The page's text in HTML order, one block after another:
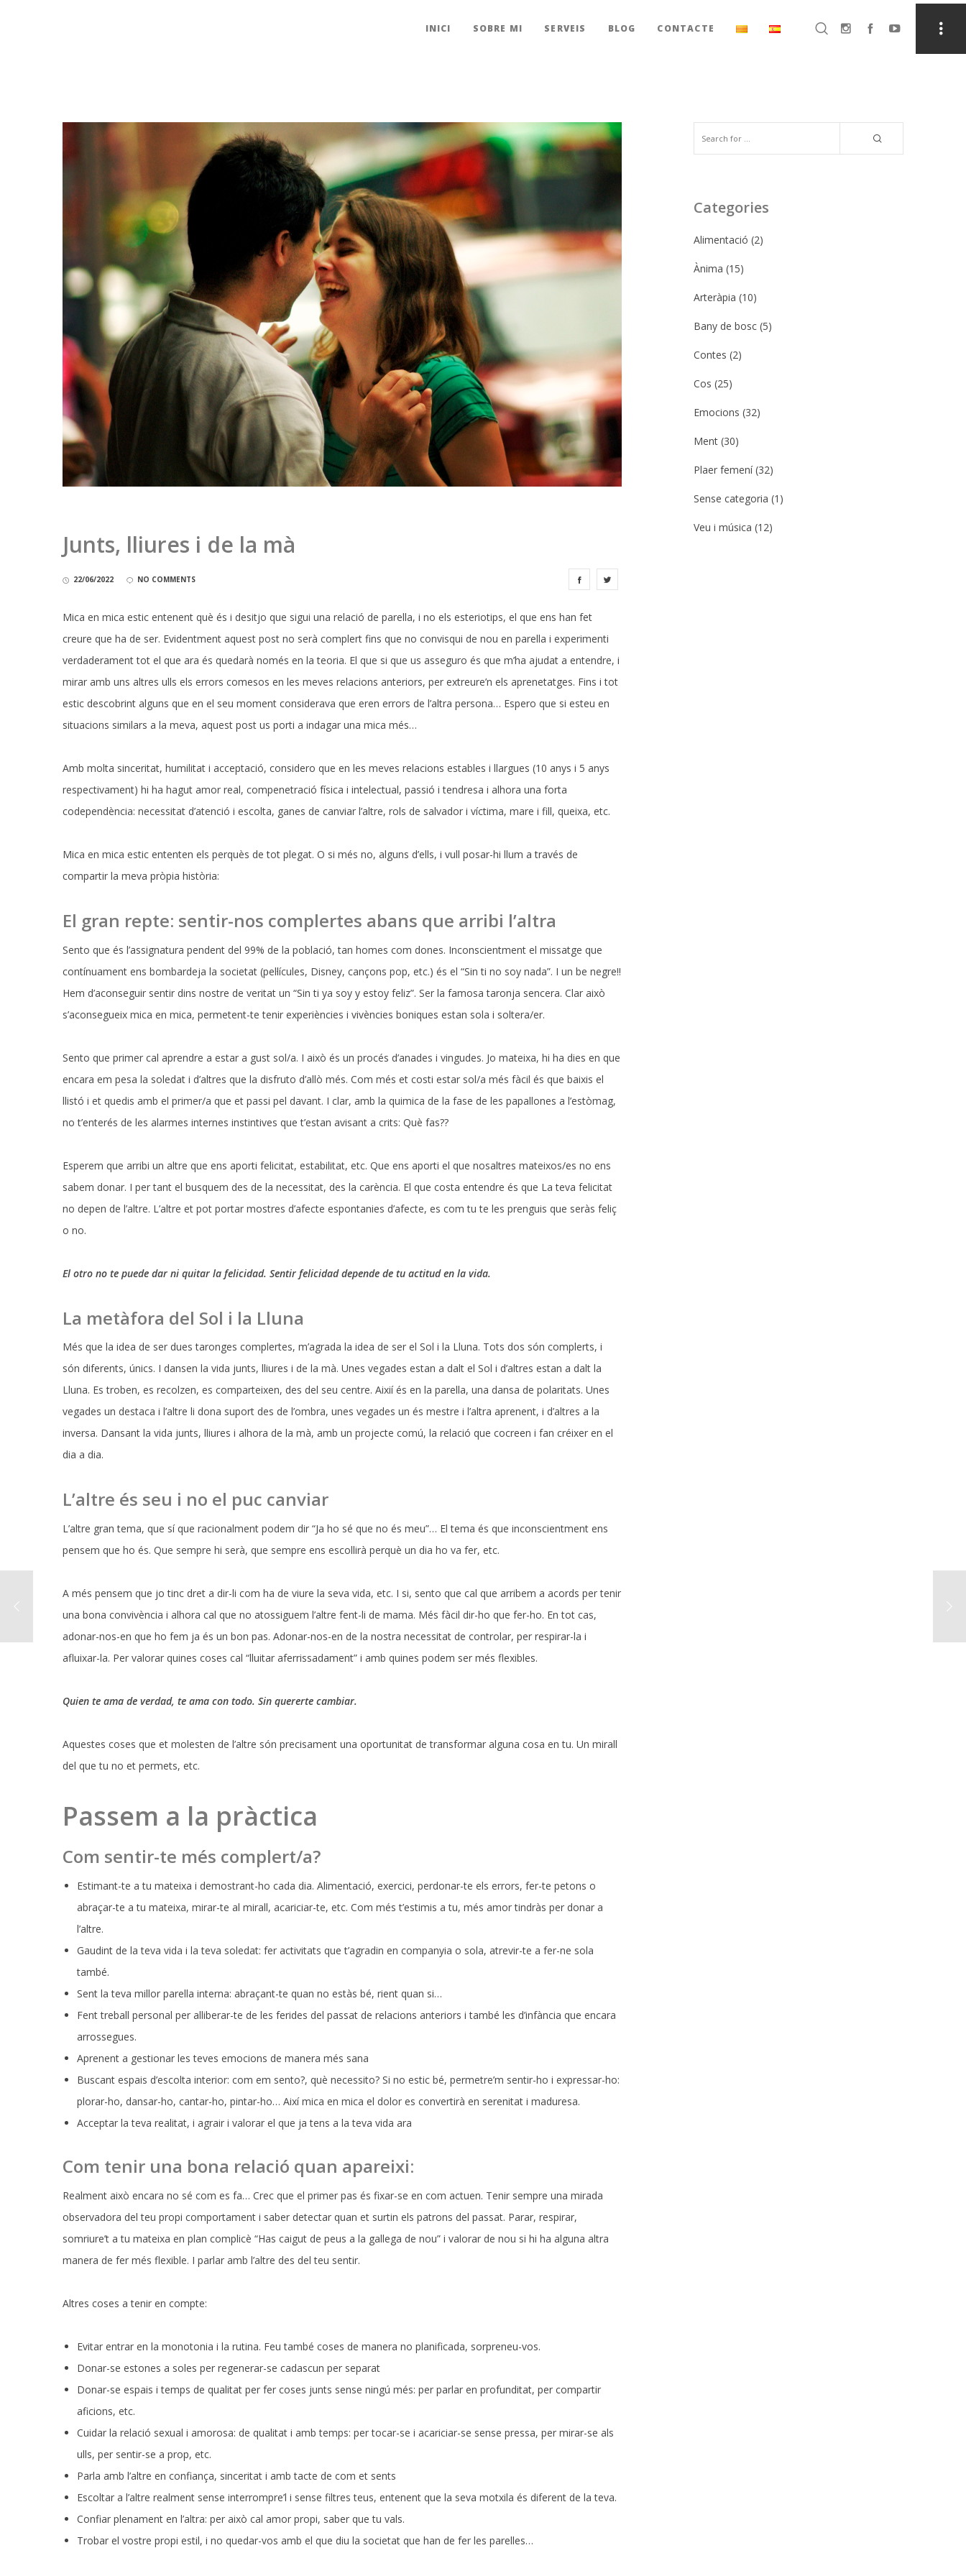
INICI SOBRE MI SERVEIS BLOG CONTACTE
Junts, lliures i de la mà
22/06/2022 NO COMMENTS
Mica en mica estic entenent què és i desitjo que sigui una relació de parella, i no els esteriotips, el que ens han fet
creure que ha de ser. Evidentment aquest post no serà complert fins que no convisqui de nou en parella i experimenti
verdaderament tot el que ara és quedarà només en la teoria. El que si que us asseguro és que m’ha ajudat a entendre, i
mirar amb uns altres ulls els errors comesos en les meves relacions anteriors, per extreure’n els aprenetatges. Fins i tot
estic descobrint alguns que en el seu moment considerava que eren errors de l’altra persona… Espero que si esteu en
situacions similars a la meva, aquest post us porti a indagar una mica més…
Amb molta sinceritat, humilitat i acceptació, considero que en les meves relacions estables i llargues (10 anys i 5 anys
respectivament) hi ha hagut amor real, compenetració física i intelectual, passió i tendresa i alhora una forta
codependència: necessitat d’atenció i escolta, ganes de canviar l’altre, rols de salvador i víctima, mare i fill, queixa, etc.
Mica en mica estic ententen els perquès de tot plegat. O si més no, alguns d’ells, i vull posar-hi llum a través de
compartir la meva pròpia història:
El gran repte: sentir-nos complertes abans que arribi l’altra
Sento que és l’assignatura pendent del 99% de la població, tan homes com dones. Inconscientment el missatge que
contínuament ens bombardeja la societat (pel·lícules, Disney, cançons pop, etc.) és el “Sin ti no soy nada”. I un be negre!!
Hem d’aconseguir sentir dins nostre de veritat un “Sin ti ya soy y estoy feliz”. Ser la famosa taronja sencera. Clar això
s’aconsegueix mica en mica, permetent-te tenir experiències i vivències boniques estan sola i soltera/er.
Sento que primer cal aprendre a estar a gust sol/a. I això és un procés d’anades i vingudes. Jo mateixa, hi ha dies en que
encara em pesa la soledat i d’altres que la disfruto d’allò més. Com més et costi estar sol/a més fàcil és que baixis el
llistó i et quedis amb el primer/a que et passi pel davant. I clar, amb la quimica de la fase de les papallones a l’estòmag,
no t’enterés de les alarmes internes instintives que t’estan avisant a crits: Què fas??
Esperem que arribi un altre que ens aporti felicitat, estabilitat, etc. Que ens aporti el que nosaltres mateixos/es no ens
sabem donar. I per tant el busquem des de la necessitat, des la carència. El que costa entendre és que La teva felicitat
no depen de l’altre. L’altre et pot portar mostres d’afecte espontanies d’afecte, es com tu te les prenguis que seràs feliç
o no.
El otro no te puede dar ni quitar la felicidad. Sentir felicidad depende de tu actitud en la vida.
La metàfora del Sol i la Lluna
Més que la idea de ser dues taronges complertes, m’agrada la idea de ser el Sol i la Lluna. Tots dos són complerts, i
són diferents, únics. I dansen la vida junts, lliures i de la mà. Unes vegades estan a dalt el Sol i d’altres estan a dalt la
Lluna. Es troben, es recolzen, es comparteixen, des del seu centre. Aixií és en la parella, una dansa de polaritats. Unes
vegades un destaca i l’altre li dona suport des de l’ombra, unes vegades un és mestre i l’altra aprenent, i d’altres a la
inversa. Dansant la vida junts, lliures i alhora de la mà, amb un projecte comú, la relació que cocreen i fan créixer en el
dia a dia.
L’altre és seu i no el puc canviar
L’altre gran tema, que sí que racionalment podem dir “Ja ho sé que no és meu”… El tema és que inconscientment ens
pensem que ho és. Que sempre hi serà, que sempre ens escollirà perquè un dia ho va fer, etc.
A més pensem que jo tinc dret a dir-li com ha de viure la seva vida, etc. I si, sento que cal que arribem a acords per tenir
una bona convivència i alhora cal que no atossiguem l’altre fent-li de mama. Més fàcil dir-ho que fer-ho. En tot cas,
adonar-nos-en que ho fem ja és un bon pas. Adonar-nos-en de la nostra necessitat de controlar, per respirar-la i
afluixar-la. Per valorar quines coses cal “lluitar aferrissadament” i amb quines podem ser més flexibles.
Quien te ama de verdad, te ama con todo. Sin quererte cambiar.
Aquestes coses que et molesten de l’altre són precisament una oportunitat de transformar alguna cosa en tu. Un mirall
del que tu no et permets, etc.
Passem a la pràctica
Com sentir-te més complert/a?
Estimant-te a tu mateixa i demostrant-ho cada dia. Alimentació, exercici, perdonar-te els errors, fer-te petons o
abraçar-te a tu mateixa, mirar-te al mirall, acariciar-te, etc. Com més t’estimis a tu, més amor tindràs per donar a
l’altre.
Gaudint de la teva vida i la teva soledat: fer activitats que t’agradin en companyia o sola, atrevir-te a fer-ne sola
també.
Sent la teva millor parella interna: abraçant-te quan no estàs bé, rient quan si…
Fent treball personal per alliberar-te de les ferides del passat de relacions anteriors i també les d’infància que encara
arrossegues.
Aprenent a gestionar les teves emocions de manera més sana
Buscant espais d’escolta interior: com em sento?, què necessito? Si no estic bé, permetre’m sentir-ho i expressar-ho:
plorar-ho, dansar-ho, cantar-ho, pintar-ho… Així mica en mica el dolor es convertirà en serenitat i maduresa.
Acceptar la teva realitat, i agrair i valorar el que ja tens a la teva vida ara
Com tenir una bona relació quan apareixi:
Realment això encara no sé com es fa… Crec que el primer pas és fixar-se en com actuen. Tenir sempre una mirada
observadora del teu propi comportament i saber detectar quan et surtin els patrons del passat. Parar, respirar,
somriure’t a tu mateixa en plan complicè “Has caigut de peus a la gallega de nou” i valorar de nou si hi ha alguna altra
manera de fer més flexible. I parlar amb l’altre des del teu sentir.
Altres coses a tenir en compte:
Evitar entrar en la monotonia i la rutina. Feu també coses de manera no planificada, sorpreneu-vos.
Donar-se estones a soles per regenerar-se cadascun per separat
Donar-se espais i temps de qualitat per fer coses junts sense ningú més: per parlar en profunditat, per compartir
aficions, etc.
Cuidar la relació sexual i amorosa: de qualitat i amb temps: per tocar-se i acariciar-se sense pressa, per mirar-se als
ulls, per sentir-se a prop, etc.
Parla amb l’altre en confiança, sinceritat i amb tacte de com et sents
Escoltar a l’altre realment sense interrompre’l i sense filtres teus, entenent que la seva motxila és diferent de la teva.
Confiar plenament en l’altra: per això cal amor propi, saber que tu vals.
Trobar el vostre propi estil, i no quedar-vos amb el que diu la societat que han de fer les parelles…
Categories
Alimentació (2)
Ànima (15)
Arteràpia (10)
Bany de bosc(5)
Contes (2)
Cos (25)
Emocions (32)
Ment(30)
Plaer femení(32)
Sense categoria (1)
Veu i música (12)